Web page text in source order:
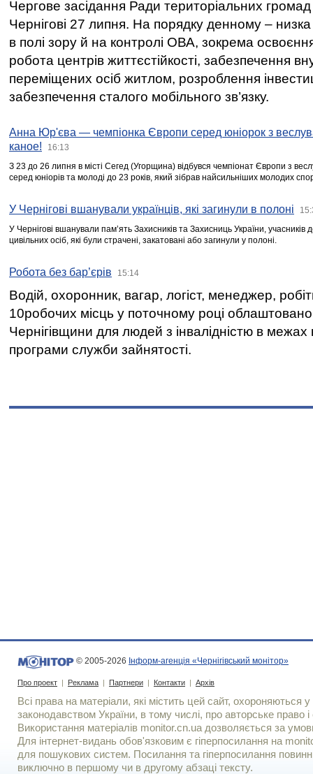
Чергове засідання Ради територіальних громад
Чернігові 27 липня. На порядку денному –
в полі зору й на контролі ОВА, зокрема освоєння
робота центрів життєстійкості, забезпечення
переміщених осіб житлом, розроблення
забезпечення сталого мобільного зв’язку.
Анна Юр'єва — чемпіонка Європи серед юніорок з
каное!
16:13
З 23 до 26 липня в місті Сегед (Угорщина) відбувся чемпіонат Європи з
серед юніорів та молоді до 23 років, який зібрав найсильніших молодих
У Чернігові вшанували українців, які загинули в полоні
У Чернігові вшанували пам’ять Захисників та Захисниць України,
цивільних осіб, які були страчені, закатовані або загинули у полоні.
Робота без бар’єрів 15:14
Водій, охоронник, вагар, логіст, менеджер,
10робочих місць у поточному році
Чернігівщини для людей з інвалідністю в межах
програми служби зайнятості.
© 2005-2026 Інформ-агенція «Чернігівський монітор»
Про проект | Реклама | Партнери | Контакти | Архів
Всі права на матеріали, які містить цей сайт, охороняються у
законодавством України, в тому числі, про авторське право і
Використання матерiалiв monitor.cn.ua дозволяється за
Для iнтернет-видань обов'язковим є гiперпосилання на
для пошукових систем. Посилання та гіперпосилання
виключно в першому чи в другому абзаці тексту.